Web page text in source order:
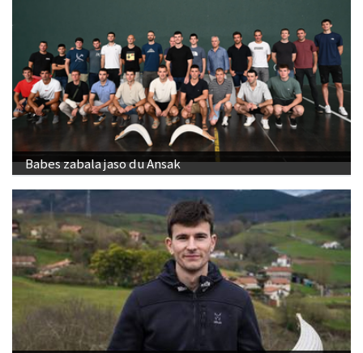
Babes zabala jaso du Ansak